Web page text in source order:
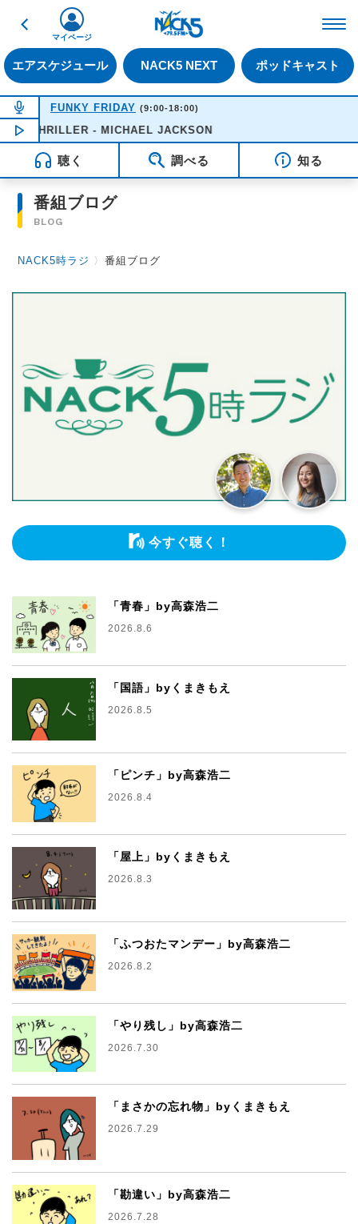
戻る
エアスケジュール NACK5 NEXT ポッドキャスト
マイページ
NOW ON AIR
FUNKY FRIDAY (9:00-18:00)
NOW PLAYING 12:21
THRILLER - MICHAEL JACKSON
聴く 調べる 知る
番組ブログ
BLOG
NACK5時ラジ 〉番組ブログ
今すぐ聴く！
「青春」by高森浩二
2026.8.6
「国語」byくまきもえ
2026.8.5
「ピンチ」by高森浩二
2026.8.4
「屋上」byくまきもえ
2026.8.3
「ふつおたマンデー」by高森浩二
2026.8.2
「やり残し」by高森浩二
2026.7.30
「まさかの忘れ物」byくまきもえ
2026.7.29
「勘違い」by高森浩二
2026.7.28